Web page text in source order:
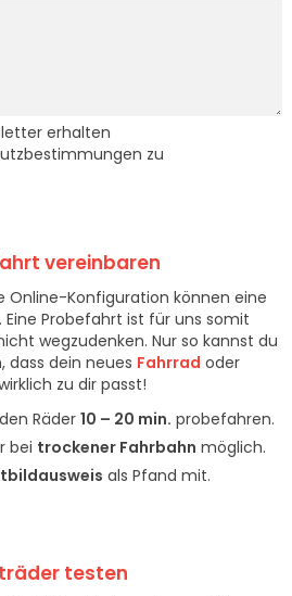
erhalten
zu
vereinbaren
Online-Konfiguration können eine
Probefahrt ist für uns somit
wegzudenken. Nur so kannst du
dass dein neues Fahrrad oder
zu dir passt!
Räder 10 – 20 min. probefahren.
bei trockener Fahrbahn möglich.
als Pfand mit.
testen